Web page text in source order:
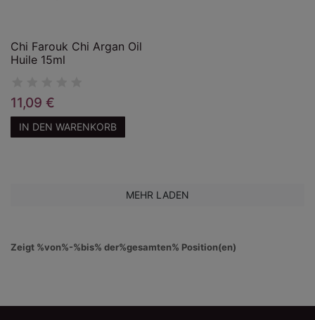
Chi Farouk Chi Argan Oil
Huile 15ml
11,09 €
IN DEN WARENKORB
MEHR LADEN
Zeigt %von%-%bis% der%gesamten% Position(en)